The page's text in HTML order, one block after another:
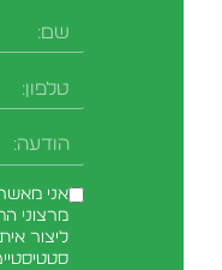
שם
טלפון
הודעה
אני
מרצוני
ליצור